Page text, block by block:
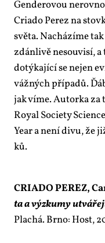
Gen­de­ro­vou
Cri­a­do Pe­rez na
svě­ta. Na­chá­zí­me
zdán­li­vě ne­sou­vi­sí,
do­tý­ka­jí­cí se nejen
váž­ných pří­pa­dů.
jak ví­me. Au­tor­ka
Royal So­ci­e­ty
Year a ne­ní di­vu, že
ků.
CRI­A­DO PE­REZ,
ta a vý­zkumy
Pla­chá. Br­no: Host,